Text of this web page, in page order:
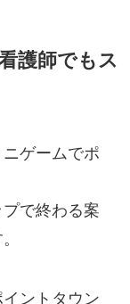
護師でもス
ゲームでポ
プで終わる案
ントタウン